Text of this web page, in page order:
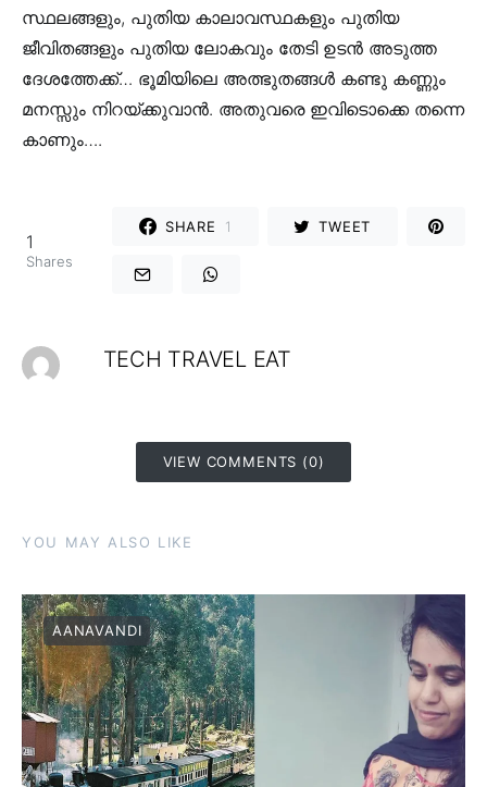
സ്ഥലങ്ങളും, പുതിയ കാലാവസ്ഥകളും പുതിയ
ജീവിതങ്ങളും പുതിയ ലോകവും തേടി ഉടൻ അടുത്ത
ദേശത്തേക്ക്… ഭൂമിയിലെ അത്ഭുതങ്ങൾ കണ്ടു കണ്ണും
മനസ്സും നിറയ്ക്കുവാൻ. അതുവരെ ഇവിടൊക്കെ തന്നെ
കാണും….
1
Shares
SHARE 1 TWEET
TECH TRAVEL EAT
VIEW COMMENTS (0)
YOU MAY ALSO LIKE
AANAVANDI